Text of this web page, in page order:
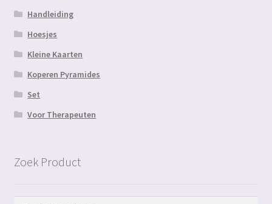
Handleiding
Hoesjes
Kleine Kaarten
Koperen Pyramides
Set
Voor Therapeuten
Zoek Product